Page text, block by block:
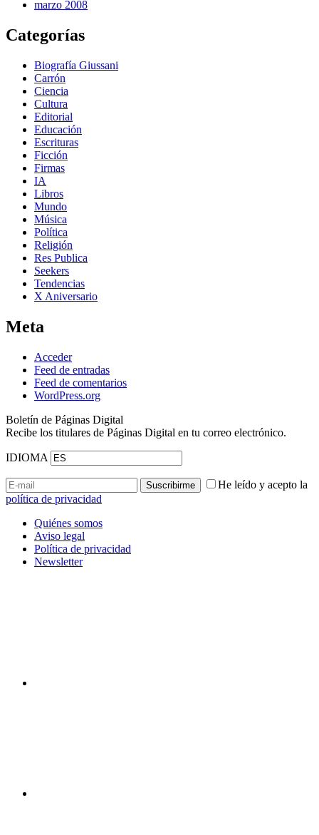
marzo 2008
Categorías
Biografía Giussani
Carrón
Ciencia
Cultura
Editorial
Educación
Escrituras
Ficción
Firmas
IA
Libros
Mundo
Música
Política
Religión
Res Publica
Seekers
Tendencias
X Aniversario
Meta
Acceder
Feed de entradas
Feed de comentarios
WordPress.org
Boletín de Páginas Digital
Recibe los titulares de Páginas Digital en tu correo electrónico.
IDIOMA
He leído y acepto la
política de privacidad
Quiénes somos
Aviso legal
Política de privacidad
Newsletter